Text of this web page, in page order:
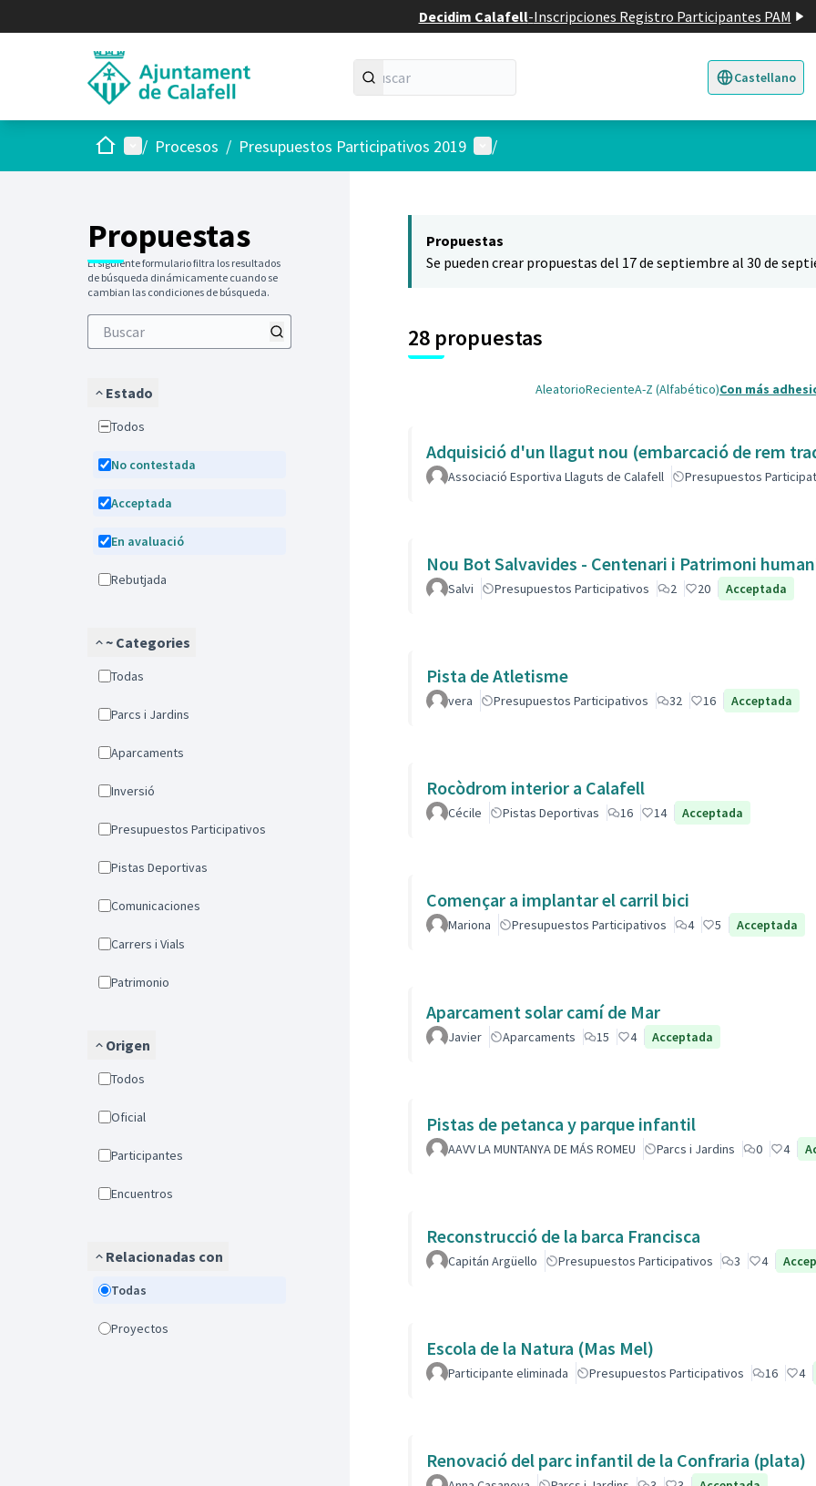
Decidim Calafell-Inscripciones Registro Participantes PAM
Castellano
Triar la llengua
InicioMenú principal
/ Procesos / Presupuestos Participativos 2019 Menú de usuario
/
Propuestas
El siguiente formulario filtra los resultados
de búsqueda dinámicamente cuando se
cambian las condiciones de búsqueda.
Estado
Todos
No contestada
Acceptada
En avaluació
Rebutjada
~ Categories
Todas
Parcs i Jardins
Aparcaments
Inversió
Presupuestos Participativos
Pistas Deportivas
Comunicaciones
Carrers i Vials
Patrimonio
Origen
Todos
Oficial
Participantes
Encuentros
Relacionadas con
Todas
Proyectos
Propuestas
Se pueden crear propuestas del 17 de septiembre al 30 de
28 propuestas
AleatorioRecienteA-Z (Alfabético)Con más
Adquisició d'un llagut nou (embarcació de rem
Associació Esportiva Llaguts de Calafell Presupuestos
Nou Bot Salvavides - Centenari i Patrimoni
Salvi Presupuestos Participativos 2 20 Acceptada
Pista de Atletisme
vera Presupuestos Participativos 32 16 Acceptada
Rocòdrom interior a Calafell
Cécile Pistas Deportivas 16 14 Acceptada
Començar a implantar el carril bici
Mariona Presupuestos Participativos 4 5 Acceptada
Aparcament solar camí de Mar
Javier Aparcaments 15 4 Acceptada
Pistas de petanca y parque infantil
AAVV LA MUNTANYA DE MÁS ROMEU Parcs i Jardins 0 4
Reconstrucció de la barca Francisca
Capitán Argüello Presupuestos Participativos 3 4
Escola de la Natura (Mas Mel)
Participante eliminada Presupuestos Participativos 16 4
Renovació del parc infantil de la Confraria (plata)